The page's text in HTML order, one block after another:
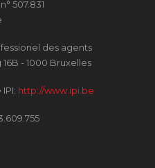
507.831
des agents
- 1000 Bruxelles
http://www.ipi.be